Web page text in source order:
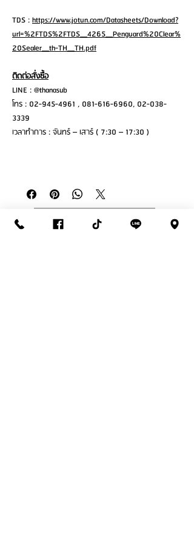
TDS :https://www.jotun.com/Datasheets/Download?
url=%2FTDS%2FTDS__4265__Penguard%20Clear%
20Sealer__th-TH__TH.pdf
ติดต่อสั่งซื้อ
LINE : @thanasub
โทร : 02-945-4961 , 081-616-6960, 02-038-
3339
เวลาทำการ : จันทร์ – เสาร์ ( 7:30 – 17:30 )